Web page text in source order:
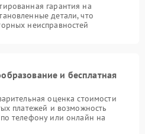
гарантия на
детали, что
неисправностей
и бесплатная
оценка стоимости
платежей и возможность
телефону или онлайн на